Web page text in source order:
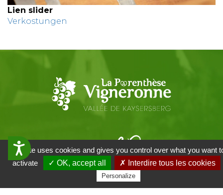
Accessibilit&eacute;
Lien slider
Verkostungen
#visitKB
Office de Tourisme - Vallée
This site uses cookies and gives you control over what you want
activate
✓ OK, accept all ✗ Interdire tous les cookies
Personalize